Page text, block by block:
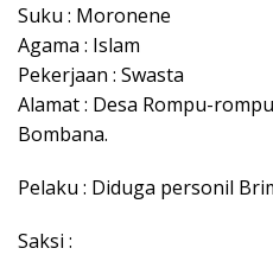
Suku : Moronene
Agama : Islam
Pekerjaan : Swasta
Alamat : Desa Rompu-
Bombana.
Pelaku : Diduga personil
Saksi :